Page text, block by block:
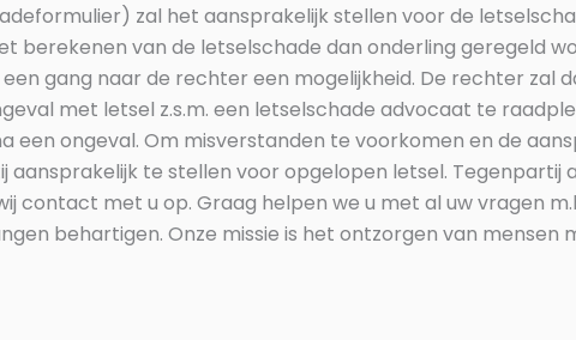
zal het aansprakelijk stellen voor de
berekenen van de letselschade dan onderling geregeld
gang naar de rechter een mogelijkheid. De rechter zal
met letsel z.s.m. een letselschade advocaat te
een ongeval. Om misverstanden te voorkomen en de
te stellen voor opgelopen letsel. Tegenpartij
contact met u op. Graag helpen we u met al uw vragen
behartigen. Onze missie is het ontzorgen van mensen